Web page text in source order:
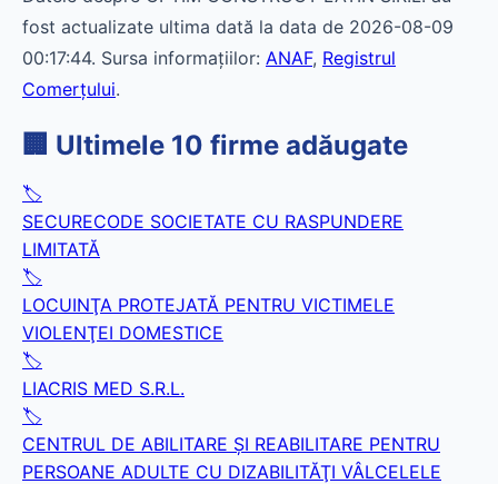
fost actualizate ultima dată la data de 2026-08-09
00:17:44. Sursa informațiilor: ANAF, Registrul
Comerțului.
🏢 Ultimele 10 firme adăugate
🏷️
SECURECODE SOCIETATE CU RASPUNDERE
LIMITATĂ
🏷️
LOCUINŢA PROTEJATĂ PENTRU VICTIMELE
VIOLENŢEI DOMESTICE
🏷️
LIACRIS MED S.R.L.
🏷️
CENTRUL DE ABILITARE ŞI REABILITARE PENTRU
PERSOANE ADULTE CU DIZABILITĂŢI VÂLCELELE